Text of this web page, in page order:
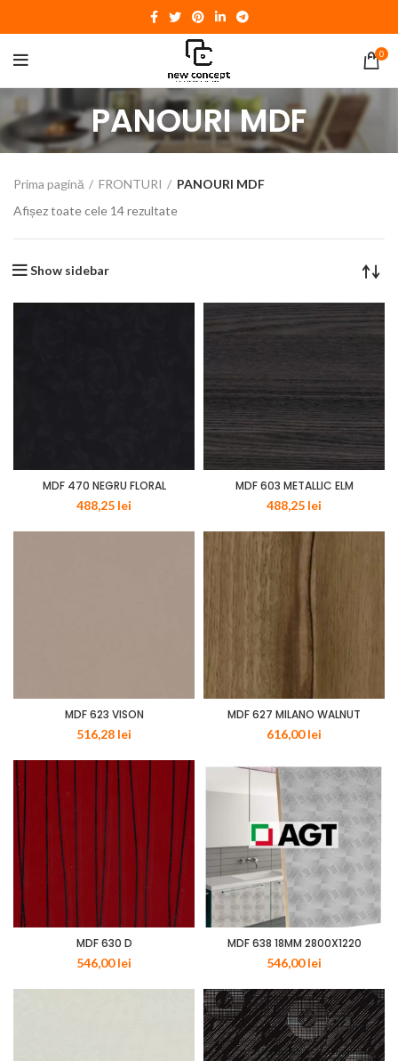
0
PANOURI MDF
Prima pagină FRONTURI
PANOURI MDF
Afișez toate cele 14 rezultate
Show sidebar
MDF 470 NEGRU FLORAL
488,25 lei
MDF 603 METALLIC ELM
488,25 lei
MDF 623 VISON
516,28 lei
MDF 627 MILANO WALNUT
616,00lei
MDF 630 D
546,00lei
MDF 638 18MM 2800X1220
546,00lei